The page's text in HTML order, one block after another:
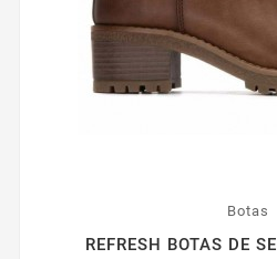
Botas
REFRESH BOTAS DE